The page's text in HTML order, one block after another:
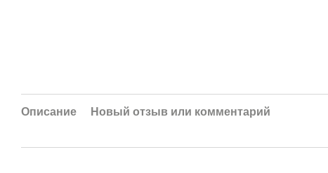
Описание Новый отзыв или комментарий